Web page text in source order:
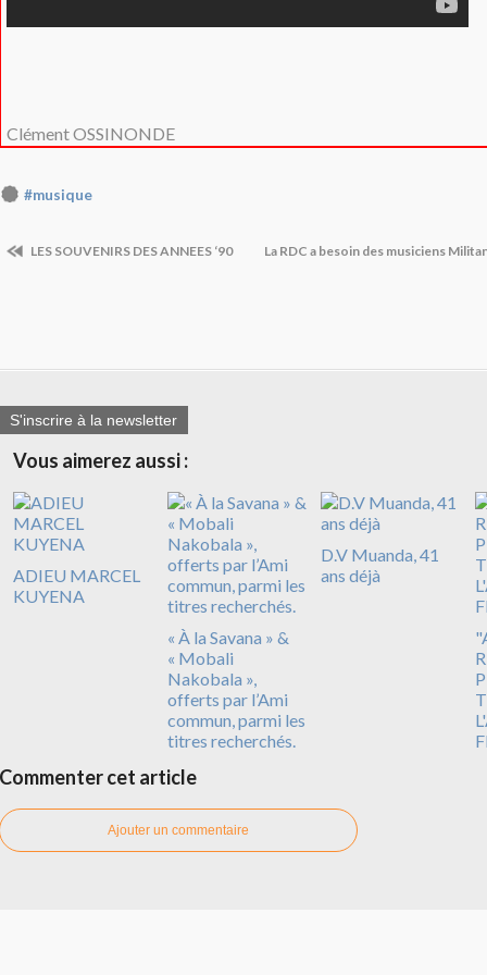
Clément OSSINONDE
#musique
LES SOUVENIRS DES ANNEES ‘90 La RDC a besoin des musiciens
S'inscrire à la newsletter
Vous aimerez aussi :
ADIEU MARCEL
KUYENA
« À la Savana » &
« Mobali
Nakobala »,
offerts par l’Ami
commun, parmi les
titres recherchés.
D.V Muanda, 41
ans déjà
Commenter cet article
Ajouter un commentaire